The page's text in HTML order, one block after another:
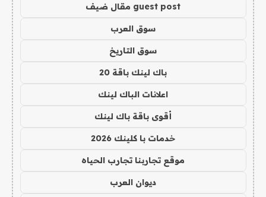
guest post مقال ضيف
سوق العرب
سوق التاريخ
باك لينك باقة 20
اعلانات الباك لينك
أقوى باقة باك لينك
خدمات با كلينك 2026
موقع تجاربنا تجارب الحياه
ديوان العرب